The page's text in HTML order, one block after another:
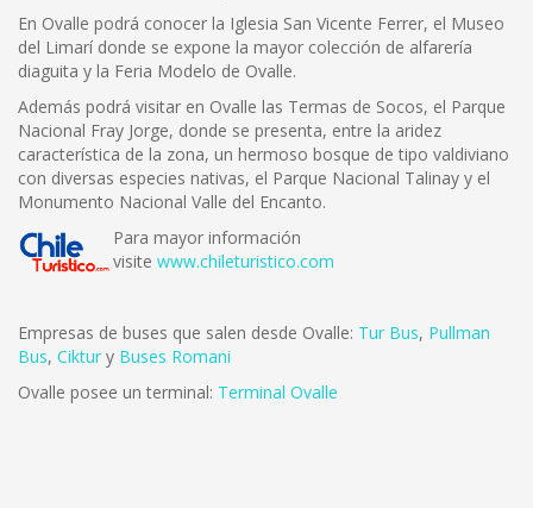
En Ovalle podrá conocer la Iglesia San Vicente Ferrer, el Museo
del Limarí donde se expone la mayor colección de alfarería
diaguita y la Feria Modelo de Ovalle.
Además podrá visitar en Ovalle las Termas de Socos, el Parque
Nacional Fray Jorge, donde se presenta, entre la aridez
característica de la zona, un hermoso bosque de tipo valdiviano
con diversas especies nativas, el Parque Nacional Talinay y el
Monumento Nacional Valle del Encanto.
Para mayor información
visite www.chileturistico.com
Empresas de buses que salen desde Ovalle: Tur Bus, Pullman
Bus, Ciktur y Buses Romani
Ovalle posee un terminal: Terminal Ovalle